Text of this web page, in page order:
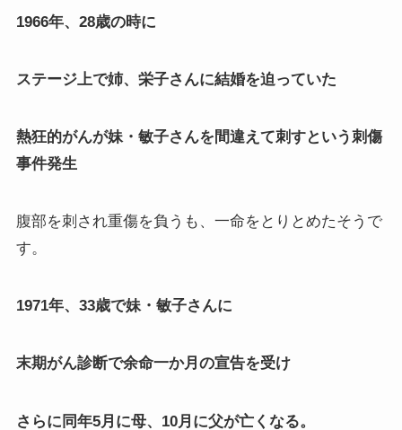
1966年、28歳の時に
ステージ上で姉、栄子さんに結婚を迫っていた
熱狂的がんが妹・敏子さんを間違えて刺すという刺傷
事件発生
腹部を刺され重傷を負うも、一命をとりとめたそうで
す。
1971年、33歳で妹・敏子さんに
末期がん診断で余命一か月の宣告を受け
さらに同年5月に母、10月に父が亡くなる。